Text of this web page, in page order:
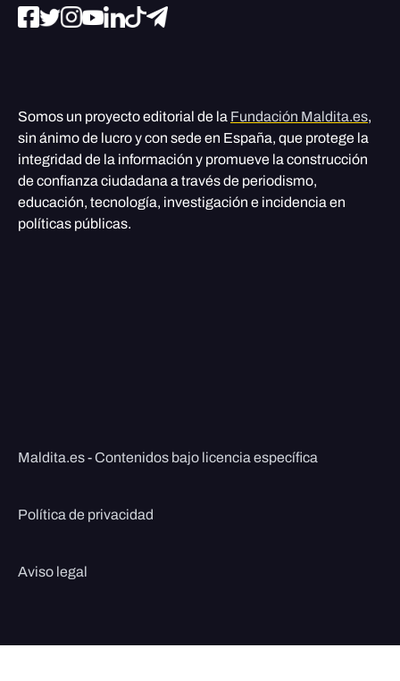
Somos un proyecto editorial de la Fundación Maldita.es,
sin ánimo de lucro y con sede en España, que protege la
integridad de la información y promueve la construcción
de confianza ciudadana a través de periodismo,
educación, tecnología, investigación e incidencia en
políticas públicas.
Maldita.es - Contenidos bajo licencia específica
Política de privacidad
Aviso legal